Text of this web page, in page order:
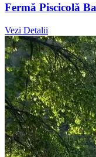
Fermă Piscicolă
Vezi Detalii